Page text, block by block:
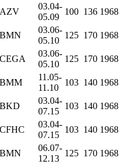
AZV
03.04-
05.09
100 136 1968
BMN
03.06-
05.10
125 170 1968
CEGA
03.06-
05.10
125 170 1968
BMM
11.05-
11.10
103 140 1968
BKD
03.04-
07.15
103 140 1968
CFHC
03.04-
07.15
103 140 1968
BMN
06.07-
12.13
125 170 1968